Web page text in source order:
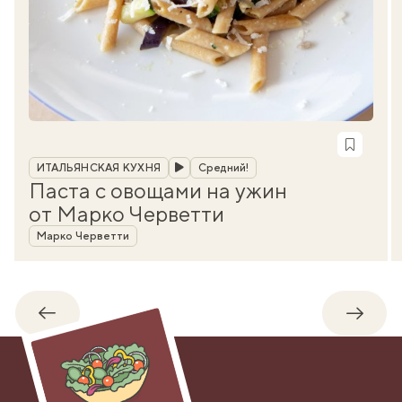
Рубрика
ИТАЛЬЯНСКАЯ КУХНЯ Средний!
Паста с овощами на ужин
от Марко Черветти
Автор
Марко Черветти
Обратно